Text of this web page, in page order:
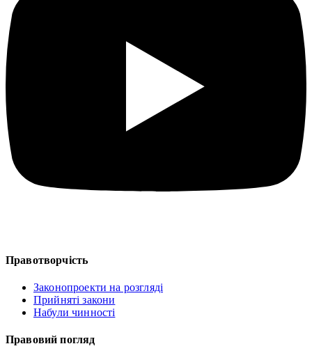
Правотворчість
Законопроекти на розгляді
Прийняті закони
Набули чинності
Правовий погляд